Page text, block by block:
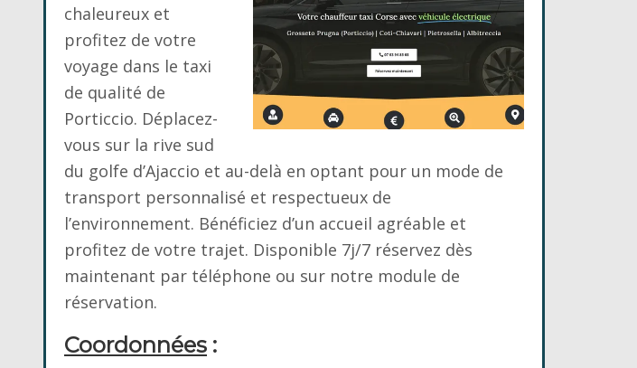
chaleureux et
profitez de votre
voyage dans le taxi
de qualité de
Porticcio. Déplacez-
vous sur la rive sud
du golfe d’Ajaccio et au-delà en optant pour un mode de
transport personnalisé et respectueux de
l’environnement. Bénéficiez d’un accueil agréable et
profitez de votre trajet. Disponible 7j/7 réservez dès
maintenant par téléphone ou sur notre module de
réservation.
Coordonnées :